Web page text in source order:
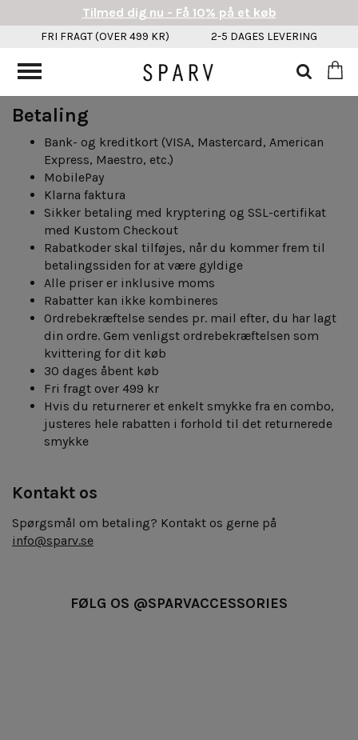
Betaling
Bank- og kreditkort (VISA, Mastercard, American
Express, Maestro, etc.)
MobilePay
Klarna faktura
Sikker betaling med kryptering og SSL-certifikat
med Kustom Checkout
Rabatkoder skal tilføjes, når du kommer frem til
betalingssiden for at være gyldige
Alle priser er inklusive moms
Rabatter kan ikke kombineres
Ordrebekræftelse sendes pr. mail efter, du har lagt
din ordre. Gem venligst ordrebekræftelsen som
kvittering for dit køb
30 dages åbent køb
Fri fragt over 499 kr
Hvis du returnerer et enkelt smykke fra en combo,
justeres hele rabatten i forhold til det returnerede
smykke
Kontakt os
Spørgsmål om betaling? Kontakt os gerne på
info@sparv.se
FØLG OS @SPARVACCESSORIES
Tilmed dig nu - Få 10% på et køb
FRI FRAGT (OVER 499 KR) 2-5 DAGES LEVERING